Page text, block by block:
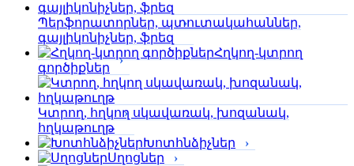
Պերֆորա­տորներ, պտուտակահաններ,
գայլիկոնիչներ, ֆրեզ
Հղկող-կտրող
գործիքներ
Կտրող, հղկող սկավառակ, խոզանակ,
հղկաթուղթ
Խոտհնձիչներ
Սղոցներ